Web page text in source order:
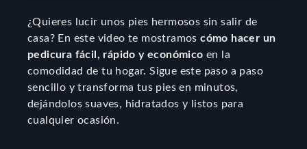
¿Quieres lucir unos pies hermosos sin salir de
casa? En este video te mostramoscómo hacer un
pedicura fácil, rápido y económico en la
comodidad de tu hogar. Sigue este paso a paso
sencillo y transforma tus pies en minutos,
dejándolos suaves, hidratados y listos para
cualquier ocasión.